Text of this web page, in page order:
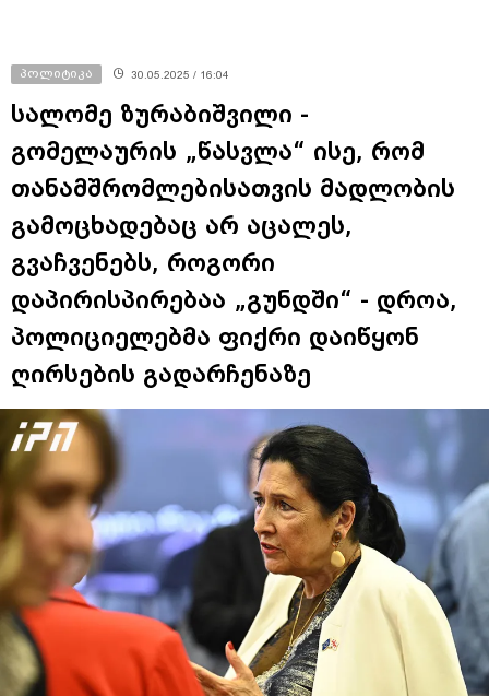
პოლიტიკა 30.05.2025 / 16:04
სალომე ზურაბიშვილი -
გომელაურის „წასვლა“ ისე, რომ
თანამშრომლებისათვის მადლობის
გამოცხადებაც არ აცალეს,
გვაჩვენებს, როგორი
დაპირისპირებაა „გუნდში“ - დროა,
პოლიციელებმა ფიქრი დაიწყონ
ღირსების გადარჩენაზე